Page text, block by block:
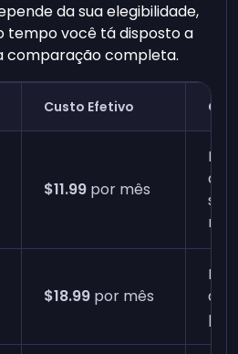
da sua elegibilidade,
tempo você tá disposto a
comparação completa.
Custo Efetivo
$11.99 por mês
$18.99 por mês